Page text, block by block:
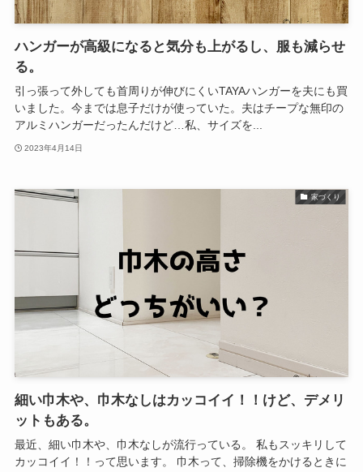
ハンガーが高級になると気分も上がるし、服も減らせ
る。
引っ張って外しても首周りが伸びにくいTAYAハンガーを夫にも買
いました。今までは息子だけが使っていた。夫はチープな無印の
アルミハンガーだったんだけど…私、サイズを...
2023年4月14日
家づくり
細い巾木や、巾木なしはカッコイイ！！けど、デメリ
ットもある。
最近、細い巾木や、巾木なしが流行っている。 私もスッキリして
カッコイイ！！って思います。 巾木って、掃除機をかけるときに